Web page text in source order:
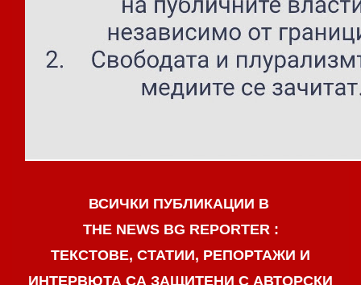
ВСИЧКИ ПУБЛИКАЦИИ В
THE NEWS BG REPORTER :
ТЕКСТОВЕ, СТАТИИ, РЕПОРТАЖИ И
ИНТЕРВЮТА СА ЗАЩИТЕНИ С АВТОРСКИ